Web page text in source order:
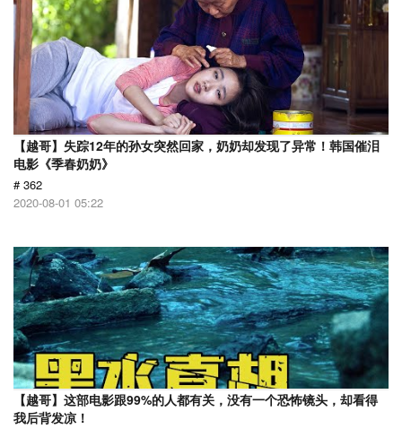
【越哥】失踪12年的孙女突然回家，奶奶却发现了异常！韩国催泪
电影《季春奶奶》
# 362
2020-08-01 05:22
【越哥】这部电影跟99%的人都有关，没有一个恐怖镜头，却看得
我后背发凉！